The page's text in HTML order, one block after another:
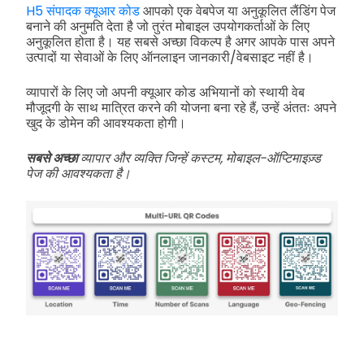
H5 संपादक क्यूआर कोडआपको एक वेबपेज या अनुकूलित लैंडिंग पेज
बनाने की अनुमति देता है जो तुरंत मोबाइल उपयोगकर्ताओं के लिए
अनुकूलित होता है। यह सबसे अच्छा विकल्प है अगर आपके पास अपने
उत्पादों या सेवाओं के लिए ऑनलाइन जानकारी/वेबसाइट नहीं है।
व्यापारों के लिए जो अपनी क्यूआर कोड अभियानों को स्थायी वेब
मौजूदगी के साथ मात्रित करने की योजना बना रहे हैं, उन्हें अंततः अपने
खुद के डोमेन की आवश्यकता होगी।
सबसे अच्छाव्यापार और व्यक्ति जिन्हें कस्टम, मोबाइल-ऑप्टिमाइज़्ड
पेज की आवश्यकता है।